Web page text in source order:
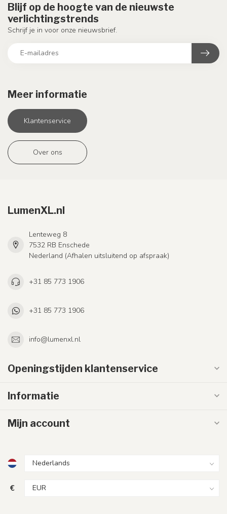
Meer informatie
Klantenservice
Over ons
Blijf op de hoogte van de nieuwste
verlichtingstrends
Schrijf je in voor onze nieuwsbrief.
LumenXL.nl
Lenteweg 8
7532 RB Enschede
Nederland (Afhalen uitsluitend op afspraak)
+31 85 773 1906
+31 85 773 1906
info@lumenxl.nl
Openingstijden klantenservice
Informatie
Mijn account
€